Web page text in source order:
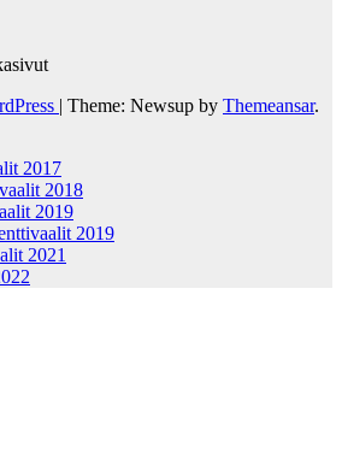
| Theme: Newsup by Themeansar.
2017
2018
2019
2019
2021